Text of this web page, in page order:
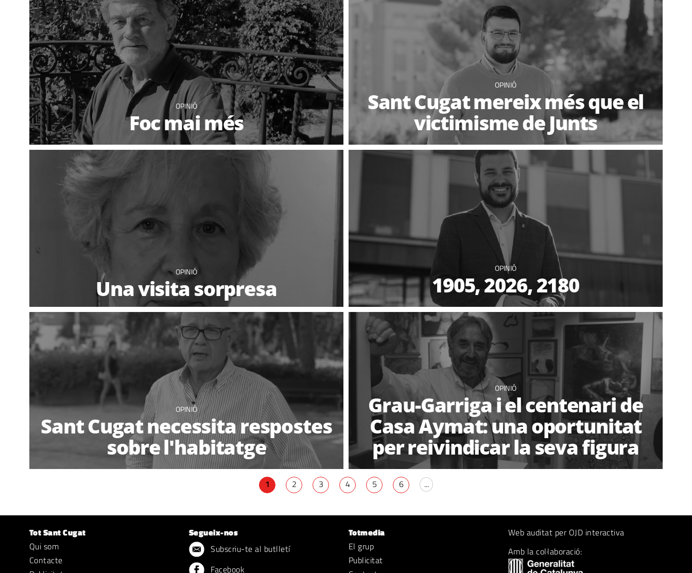
OPINIÓ
Foc mai més
OPINIÓ
Sant Cugat mereix més que el
victimisme de Junts
OPINIÓ
Una visita sorpresa
OPINIÓ
1905, 2026, 2180
OPINIÓ
Sant Cugat necessita respostes
sobre l'habitatge
OPINIÓ
Grau-Garriga i el centenari de
Casa Aymat: una oportunitat
per reivindicar la seva figura
1 2 3 4 5 6 ...
Tot Sant Cugat
Qui som
Contacte
Segueix-nos
Subscriu-te al butlletí
Facebook
Totmedia
El grup
Publicitat
Web auditat per OJD interactiva
Amb la col·laboració: